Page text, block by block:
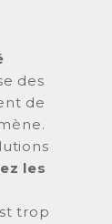
des
de
les
trop